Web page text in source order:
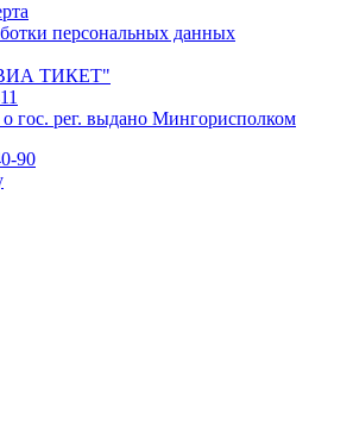
персональных данных
ТИКЕТ"
о гос. рег. выдано Мингорисполком
90